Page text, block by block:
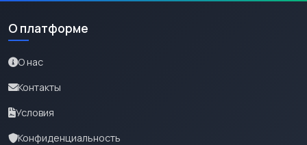
О платформе
О нас
Контакты
Условия
Конфиденциальность